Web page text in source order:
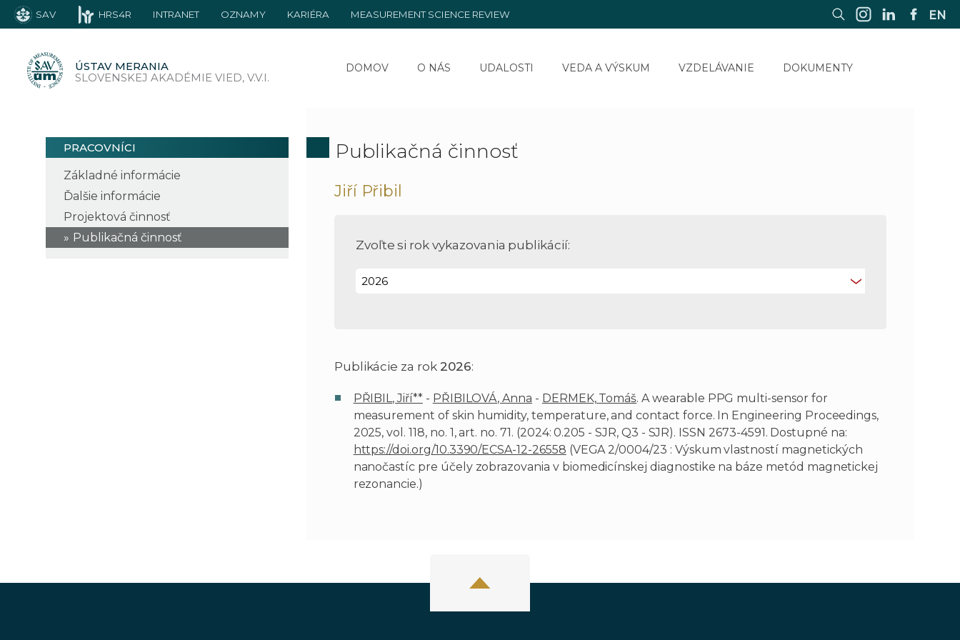
ÚSTAV MERANIA
SLOVENSKEJ AKADÉMIE VIED, V.V.I.
DOMOV O NÁS UDALOSTI VEDA A VÝSKUM VZDELÁVANIE DOKUMENTY
SAV HRS4R INTRANET OZNAMY KARIÉRA MEASUREMENT SCIENCE REVIEW EN
PRACOVNÍCI
Základné informácie
Ďalšie informácie
Projektová činnosť
Publikačná činnosť
Publikačná činnosť
Jiří Přibil
Zvoľte si rok vykazovania publikácií:
Publikácie za rok 2026:
PŘIBIL, Jiří**- PŘIBILOVÁ, Anna - DERMEK, Tomáš. A wearable PPG multi-sensor for
measurement of skin humidity, temperature, and contact force. In Engineering Proceedings,
2025, vol. 118, no. 1, art. no. 71. (2024: 0.205 - SJR, Q3 - SJR). ISSN 2673-4591. Dostupné na:
https://doi.org/10.3390/ECSA-12-26558 (VEGA 2/0004/23 : Výskum vlastností magnetických
nanočastíc pre účely zobrazovania v biomedicínskej diagnostike na báze metód magnetickej
rezonancie.)